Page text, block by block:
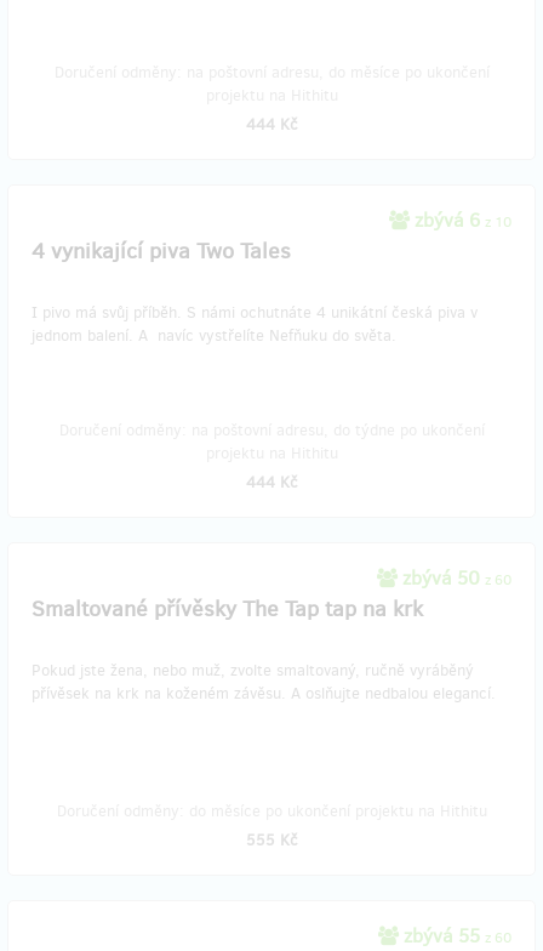
444 Kč
zbývá 6 z 10
4 vynikající piva Two Tales
I pivo má svůj příběh. S námi ochutnáte 4 unikátní česká piva v
jednom balení. A navíc vystřelíte Nefňuku do světa.
444 Kč
zbývá 50 z 60
Smaltované přívěsky The Tap tap na krk
Pokud jste žena, nebo muž, zvolte smaltovaný, ručně vyráběný
přívěsek na krk na koženém závěsu. A oslňujte nedbalou elegancí.
555 Kč
zbývá 55 z 60